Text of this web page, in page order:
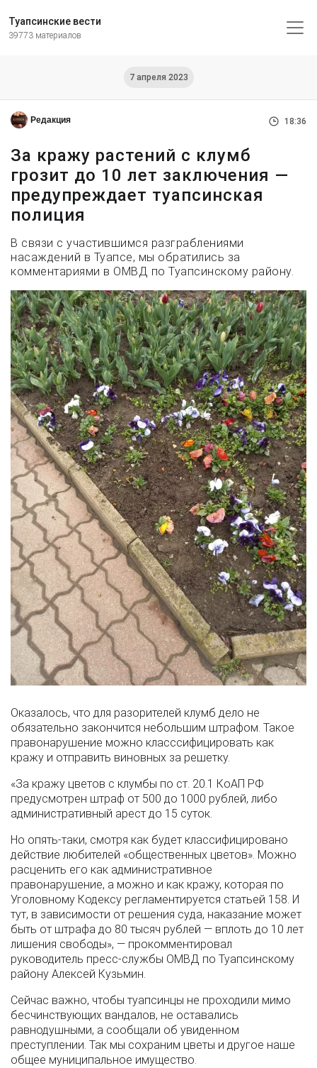
Туапсинские вести
39773 материалов
7 апреля 2023
Редакция 18:36
За кражу растений с клумб
грозит до 10 лет заключения —
предупреждает туапсинская
полиция
В связи с участившимся разграблениями
насаждений в Туапсе, мы обратились за
комментариями в ОМВД по Туапсинскому району.
Оказалось, что для разорителей клумб дело не
обязательно закончится небольшим штрафом. Такое
правонарушение можно класссифицировать как
кражу и отправить виновных за решетку.
«За кражу цветов с клумбы по ст. 20.1 КоАП РФ
предусмотрен штраф от 500 до 1000 рублей, либо
административный арест до 15 суток.
Но опять-таки, смотря как будет классифицировано
действие любителей «общественных цветов». Можно
расценить его как административное
правонарушение, а можно и как кражу, которая по
Уголовному Кодексу регламентируется статьей 158. И
тут, в зависимости от решения суда, наказание может
быть от штрафа до 80 тысяч рублей — вплоть до 10 лет
лишения свободы», — прокомментировал
руководитель пресс-службы ОМВД по Туапсинскому
району Алексей Кузьмин.
Сейчас важно, чтобы туапсинцы не проходили мимо
бесчинствующих вандалов, не оставались
равнодушными, а сообщали об увиденном
преступлении. Так мы сохраним цветы и другое наше
общее муниципальное имущество.